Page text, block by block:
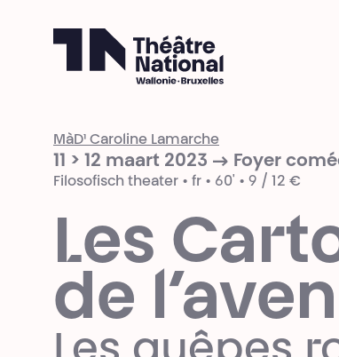
MàD¹ Caroline Lamarche
11 > 12 maart 2023 → Foyer
Filosofisch theater • fr • 60' • 9 / 12 €
Les
de